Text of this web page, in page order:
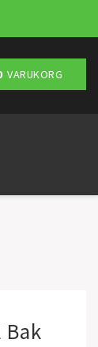
VARUKORG
Bak